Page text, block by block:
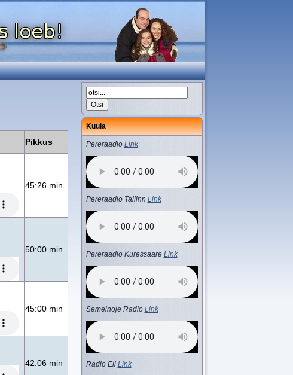
Pikkus
45:26 min
50:00 min
45:00 min
42:06 min
Kuula
Pereraadio Link
Pereraadio Tallinn Link
Pereraadio Kuressaare Link
Semeinoje Radio Link
Radio Eli Link